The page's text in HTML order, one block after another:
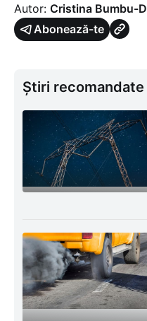
Autor: Cristina Bumbu-
Abonează-te
Știri recomandate